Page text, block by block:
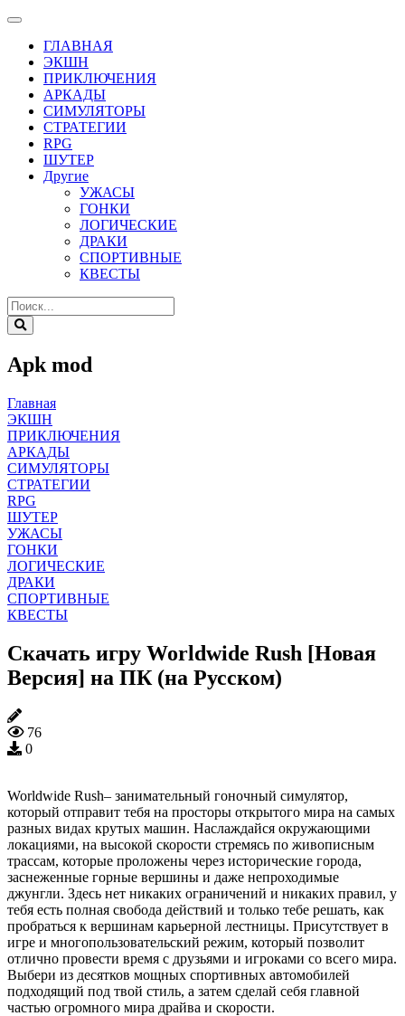
ГЛАВНАЯ
ЭКШН
ПРИКЛЮЧЕНИЯ
АРКАДЫ
СИМУЛЯТОРЫ
СТРАТЕГИИ
RPG
ШУТЕР
Другие
УЖАСЫ
ГОНКИ
ЛОГИЧЕСКИЕ
ДРАКИ
СПОРТИВНЫЕ
КВЕСТЫ
Apk mod
Главная
ЭКШН
ПРИКЛЮЧЕНИЯ
АРКАДЫ
СИМУЛЯТОРЫ
СТРАТЕГИИ
RPG
ШУТЕР
УЖАСЫ
ГОНКИ
ЛОГИЧЕСКИЕ
ДРАКИ
СПОРТИВНЫЕ
КВЕСТЫ
Скачать игру Worldwide Rush [Новая
Версия] на ПК (на Русском)
76
0
Worldwide Rush– занимательный гоночный симулятор,
который отправит тебя на просторы открытого мира на самых
разных видах крутых машин. Наслаждайся окружающими
локациями, на высокой скорости стремясь по живописным
трассам, которые проложены через исторические города,
заснеженные горные вершины и даже непроходимые
джунгли. Здесь нет никаких ограничений и никаких правил, у
тебя есть полная свобода действий и только тебе решать, как
пробраться к вершинам карьерной лестницы. Присутствует в
игре и многопользовательский режим, который позволит
отлично провести время с друзьями и игроками со всего мира.
Выбери из десятков мощных спортивных автомобилей
подходящий под твой стиль, а затем сделай себя главной
частью огромного мира драйва и скорости.